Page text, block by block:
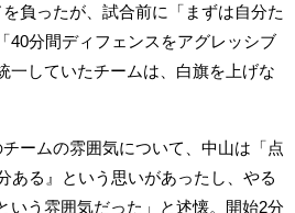
負ったが、試合前に「まずは自分た
40分間ディフェンスをアグレッシブ
一していたチームは、白旗を上げな
ームの雰囲気について、中山は「点
ある』という思いがあったし、やる
いう雰囲気だった」と述懐。開始2分